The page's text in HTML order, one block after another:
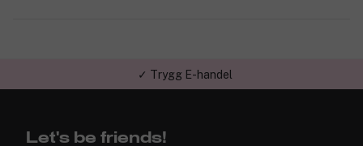
✓ Trygg E-handel
Let's be friends!